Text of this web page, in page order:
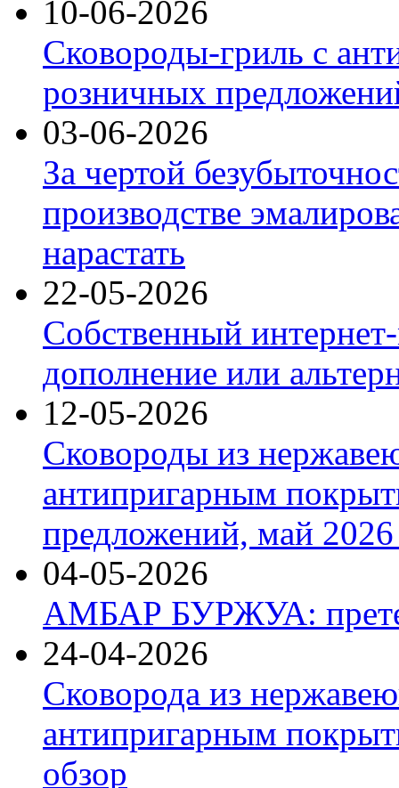
10-06-2026
Сковороды-гриль с
розничных
03-06-2026
За чертой
производстве
нарастать
22-05-2026
Собственный
дополнение или
12-05-2026
Сковороды из
антипригарным
предложений, май 2026
04-05-2026
АМБАР БУРЖУА:
24-04-2026
Сковорода из
антипригарным
обзор